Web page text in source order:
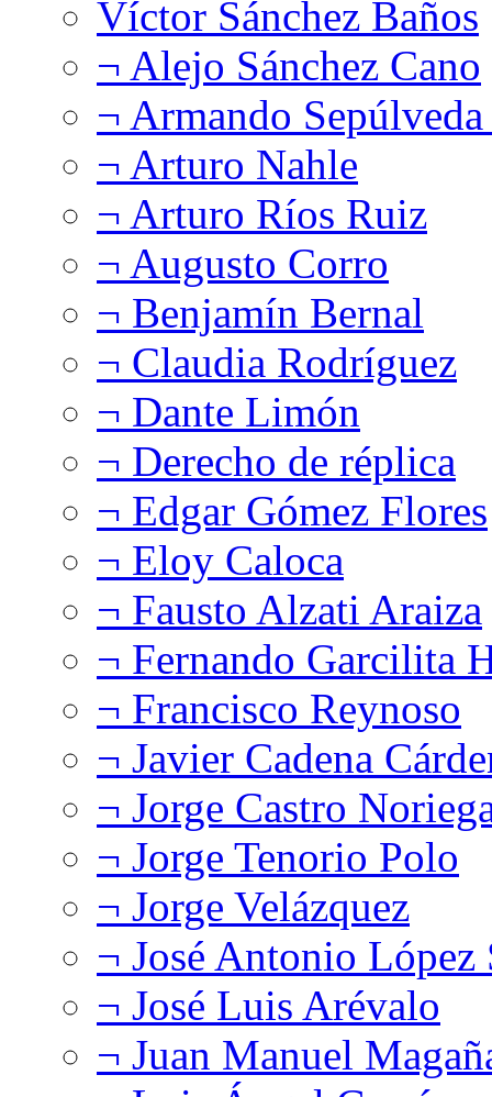
Víctor Sánchez Baños
¬ Alejo Sánchez Cano
¬ Armando
¬ Arturo Nahle
¬ Arturo Ríos Ruiz
¬ Augusto Corro
¬ Benjamín Bernal
¬ Claudia Rodríguez
¬ Dante Limón
¬ Derecho de réplica
¬ Edgar Gómez Flores
¬ Eloy Caloca
¬ Fausto Alzati Araiza
¬ Fernando Garcilita
¬ Francisco Reynoso
¬ Javier Cadena
¬ Jorge Castro
¬ Jorge Tenorio Polo
¬ Jorge Velázquez
¬ José Antonio López
¬ José Luis Arévalo
¬ Juan Manuel